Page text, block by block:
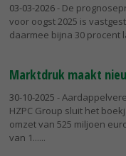
03-03-2026- De
voor oogst 2025 is
daarmee bijna 30 procent
Marktdruk maakt
30-10-2025 -
HZPC Group sluit het
omzet van 525 miljoen
van 1...